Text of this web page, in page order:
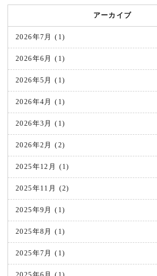
アーカイブ
2026年7月 (1)
2026年6月 (1)
2026年5月 (1)
2026年4月 (1)
2026年3月 (1)
2026年2月 (2)
2025年12月 (1)
2025年11月 (2)
2025年9月 (1)
2025年8月 (1)
2025年7月 (1)